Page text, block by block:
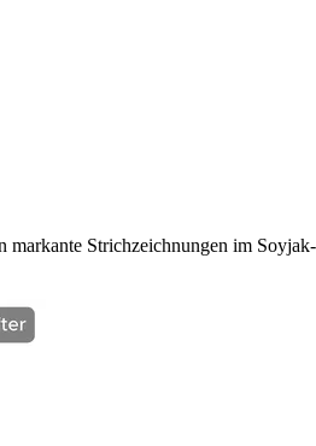
Strichzeichnungen im